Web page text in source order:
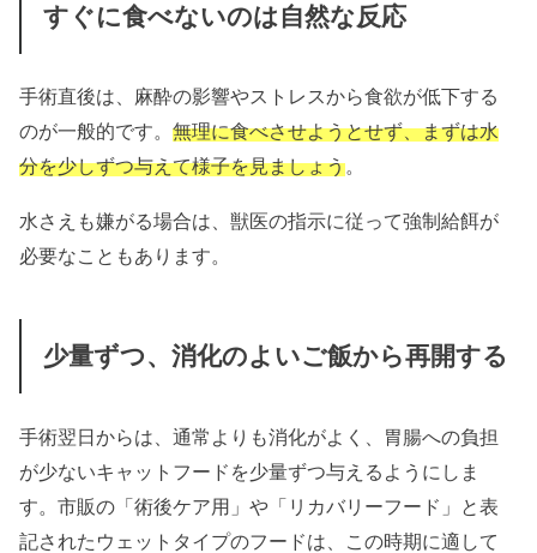
すぐに食べないのは自然な反応
手術直後は、麻酔の影響やストレスから食欲が低下する
のが一般的です。無理に食べさせようとせず、まずは水
分を少しずつ与えて様子を見ましょう。
水さえも嫌がる場合は、獣医の指示に従って強制給餌が
必要なこともあります。
少量ずつ、消化のよいご飯から再開する
手術翌日からは、通常よりも消化がよく、胃腸への負担
が少ないキャットフードを少量ずつ与えるようにしま
す。市販の「術後ケア用」や「リカバリーフード」と表
記されたウェットタイプのフードは、この時期に適して